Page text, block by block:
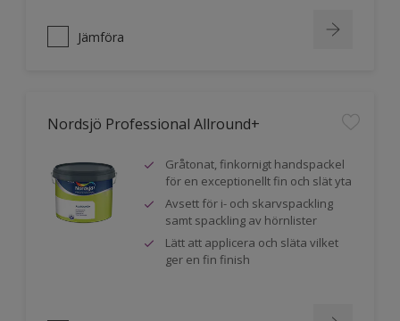
Jämföra
Nordsjö Professional Allround+
Gråtonat, finkornigt handspackel
för en exceptionellt fin och slät yta
Avsett för i- och skarvspackling
samt spackling av hörnlister
Lätt att applicera och släta vilket
ger en fin finish